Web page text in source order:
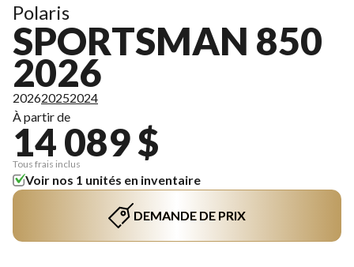
Polaris
SPORTSMAN 850
2026
202620252024
À partir de
14 089 $
Tous frais inclus
Voir nos 1 unités en inventaire
DEMANDE DE PRIX